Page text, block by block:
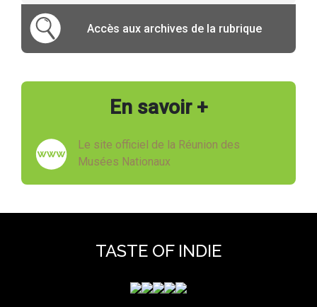
Accès aux archives de la rubrique
En savoir +
Le site officiel de la Réunion des
Musées Nationaux
TASTE OF INDIE